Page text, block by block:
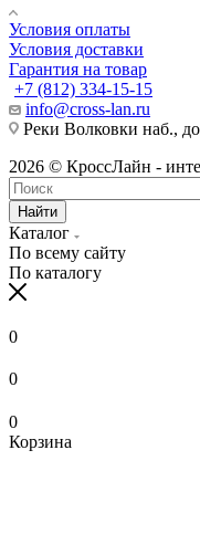
Условия оплаты
Условия доставки
Гарантия на товар
+7 (812) 334-15-15
info@cross-lan.ru
Реки Волковки наб.,
2026 © КроссЛайн -
Найти
Каталог
По всему сайту
По каталогу
0
0
0
Корзина